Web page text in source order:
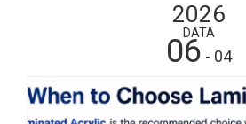
2026
DATA
06 - 04